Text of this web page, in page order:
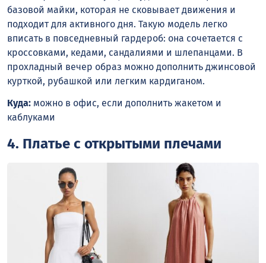
базовой майки, которая не сковывает движения и
подходит для активного дня. Такую модель легко
вписать в повседневный гардероб: она сочетается с
кроссовками, кедами, сандалиями и шлепанцами. В
прохладный вечер образ можно дополнить джинсовой
курткой, рубашкой или легким кардиганом.
Куда: можно в офис, если дополнить жакетом и
каблуками
4. Платье с открытыми плечами